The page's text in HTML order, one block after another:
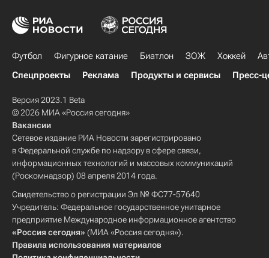
Футбол Фигурное катание Биатлон ЗОЖ Хоккей
Спецпроекты
Реклама Продукты и сервисы Пресс-
Версия 2023.1 Beta
© 2026 МИА «Россия сегодня»
Вакансии
Сетевое издание РИА Новости зарегистрировано
в Федеральной службе по надзору в сфере связи,
информационных технологий и массовых коммуникаций
(Роскомнадзор) 08 апреля 2014 года.
Свидетельство о регистрации Эл № ФС77-57640
Учредитель: Федеральное государственное унитарное
предприятие Международное информационное агентство
«Россия сегодня» (МИА «Россия сегодня»).
Правила использования материалов